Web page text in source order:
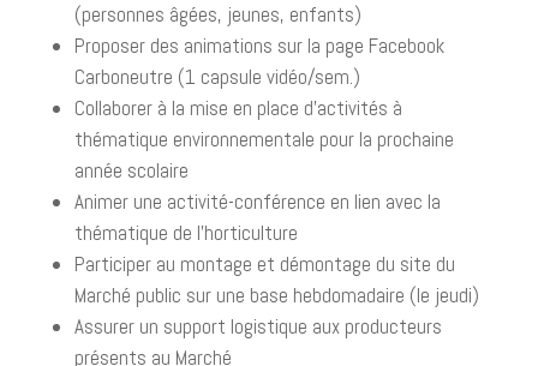
(personnes âgées, jeunes, enfants)
Proposer des animations sur la page Facebook
Carboneutre (1 capsule vidéo/sem.)
Collaborer à la mise en place d’activités à
thématique environnementale pour la prochaine
année scolaire
Animer une activité-conférence en lien avec la
thématique de l’horticulture
Participer au montage et démontage du site du
Marché public sur une base hebdomadaire (le jeudi)
Assurer un support logistique aux producteurs
présents au Marché